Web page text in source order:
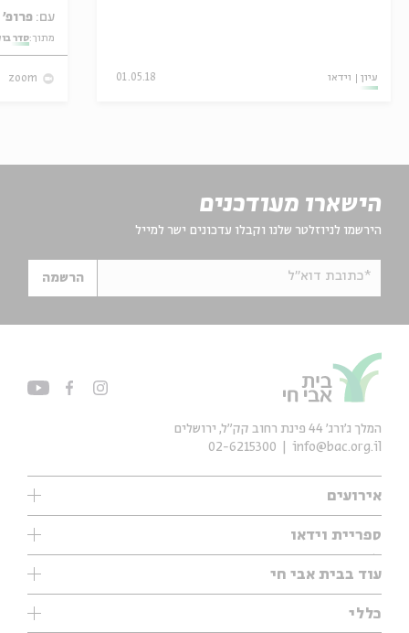
עיון וידאו 01.05.18
עם: פרופ' אביגדור שנאן
מתוך:סדר
zoom
הישארו מעודכנים
הירשמו לניוזלטר שלנו וקבלו עדכונים ישר למייל
*כתובת דוא"ל הרשמה
אירועים
עיון
אנגלית
נוער
ספריית וידאו
ילדים
מוזיקה
עיון
מיוחדים
עוד בבית אבי חי
תערוכות
מיוחדים
כללי
המלך ג'ורג' 44 פינת רחוב קק״ל, ירושלים
info@bac.org.il
02-6215300